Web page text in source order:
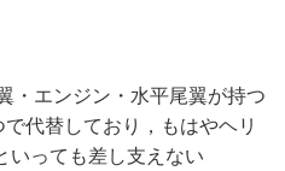
・エンジン・水平尾翼が持つ
代替しており，もはやヘリ
いっても差し支えない